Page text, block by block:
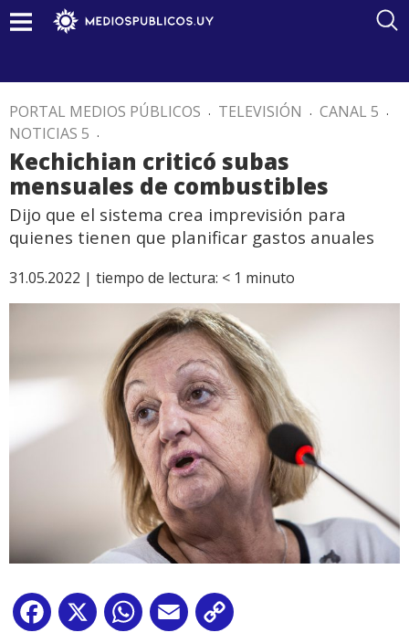
PORTAL MEDIOS PÚBLICOS . TELEVISIÓN . CANAL 5 .
NOTICIAS 5 .
Kechichian criticó subas
mensuales de combustibles
Dijo que el sistema crea imprevisión para
quienes tienen que planificar gastos anuales
31.05.2022 | tiempo de lectura: < 1 minuto
Facebook
X WhatsApp
Email